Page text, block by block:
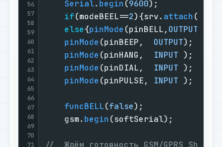
56
57
58
59
60
61
62
63
64
65
66
67
68
69
70
71
Serial. begin (9600
if(modeBEEL==2){srv. attach
else{pinMode (pinBELL, OUTPUT
pinMode (pinBEEP, OUTPUT);
pinMode (pinHANG, INPUT );
pinMode (pinDIAL, INPUT );
pinMode (pinPULSE, INPUT );
funcBELL(false
    gsm.
begin
//  Ждём готовность GSM/